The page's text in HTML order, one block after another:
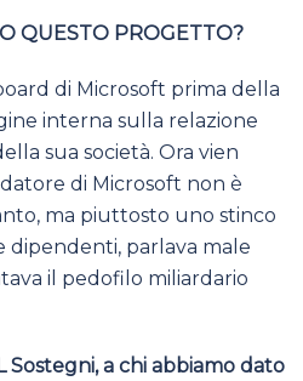
QUESTO PROGETTO?
di Microsoft prima della
interna sulla relazione
sua società. Ora vien
di Microsoft non è
ma piuttosto uno stinco
dipendenti, parlava male
il pedofilo miliardario
a chi abbiamo dato